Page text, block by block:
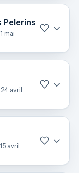
Pelerins
mai
avril
avril